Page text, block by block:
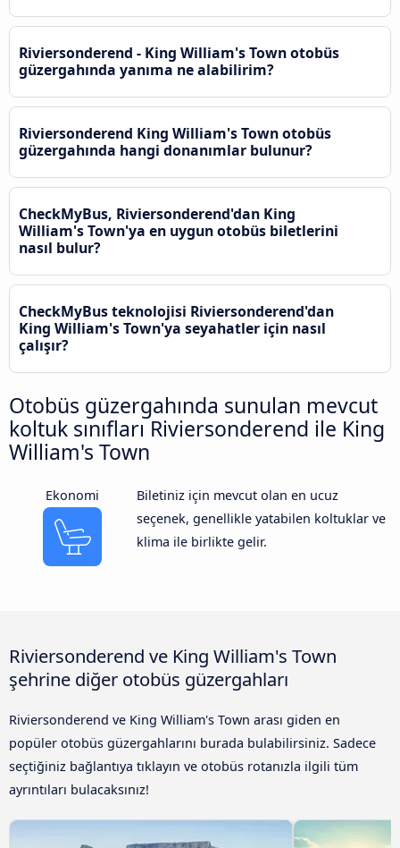
Riviersonderend - King William's Town otobüs
güzergahında yanıma ne alabilirim?
Riviersonderend King William's Town otobüs
güzergahında hangi donanımlar bulunur?
CheckMyBus, Riviersonderend'dan King
William's Town'ya en uygun otobüs biletlerini
nasıl bulur?
CheckMyBus teknolojisi Riviersonderend'dan
King William's Town'ya seyahatler için nasıl
çalışır?
Otobüs güzergahında sunulan mevcut
koltuk sınıfları Riviersonderend ile King
William's Town
Ekonomi
Biletiniz için mevcut olan en ucuz
seçenek, genellikle yatabilen koltuklar ve
klima ile birlikte gelir.
Riviersonderend ve King William's Town
şehrine diğer otobüs güzergahları
Riviersonderend ve King William's Town arası giden en
popüler otobüs güzergahlarını burada bulabilirsiniz. Sadece
seçtiğiniz bağlantıya tıklayın ve otobüs rotanızla ilgili tüm
ayrıntıları bulacaksınız!